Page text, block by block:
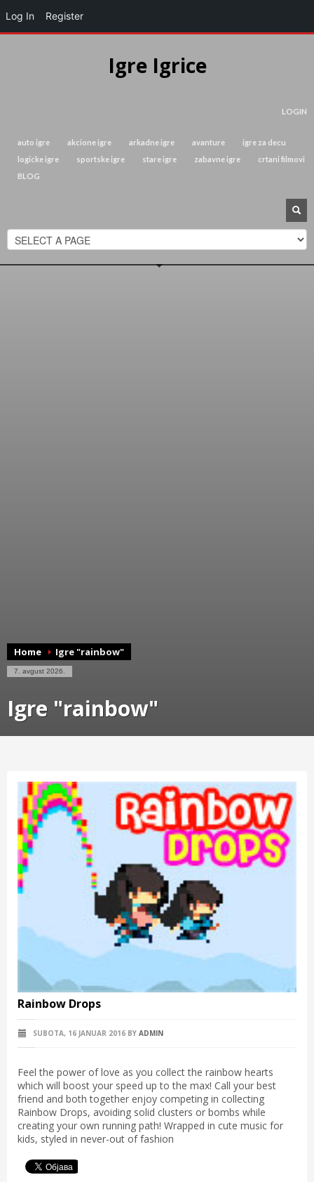
Igre Igrice
LOGIN
auto igre akcione igre arkadne igre avanture
igre za decu
logicke igre
sportske igre stare igre zabavne igre
crtani filmovi
BLOG
Home Igre "rainbow"
7. avgust 2026.
Igre "rainbow"
Rainbow Drops
SUBOTA, 16 JANUAR 2016 BY ADMIN
Feel the power of love as you collect the rainbow hearts
which will boost your speed up to the max! Call your best
friend and both together enjoy competing in collecting
Rainbow Drops, avoiding solid clusters or bombs while
creating your own running path! Wrapped in cute music for
kids, styled in never-out of fashion
Log In Register